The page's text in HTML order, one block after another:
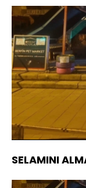
Sesi
Aç
SELAMINI